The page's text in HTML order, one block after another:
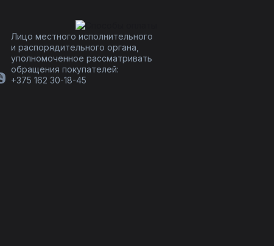
Лицо местного исполнительного
и распорядительного органа,
уполномоченное рассматривать
обращения покупателей:
+375 162 30-18-45